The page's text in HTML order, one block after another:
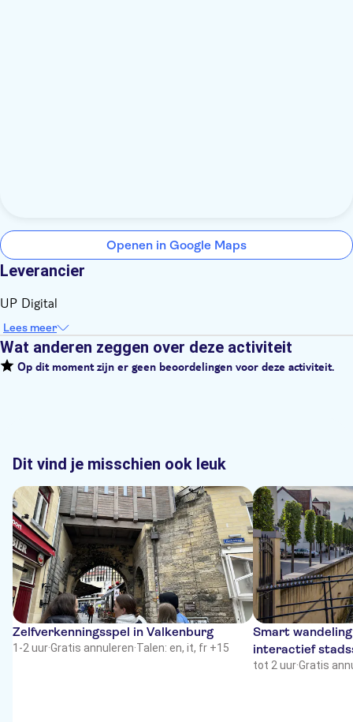
Openen in Google Maps
Leverancier
UP Digital
Lees meer
Wat anderen zeggen over deze activiteit
Op dit moment zijn er geen beoordelingen voor deze activiteit.
Dit vind je misschien ook leuk
Zelfverkenningsspel in Valkenburg
1-2 uur·Gratis annuleren·Talen: en, it, fr +15
Smart
interactief
tot 2 uur·Gratis